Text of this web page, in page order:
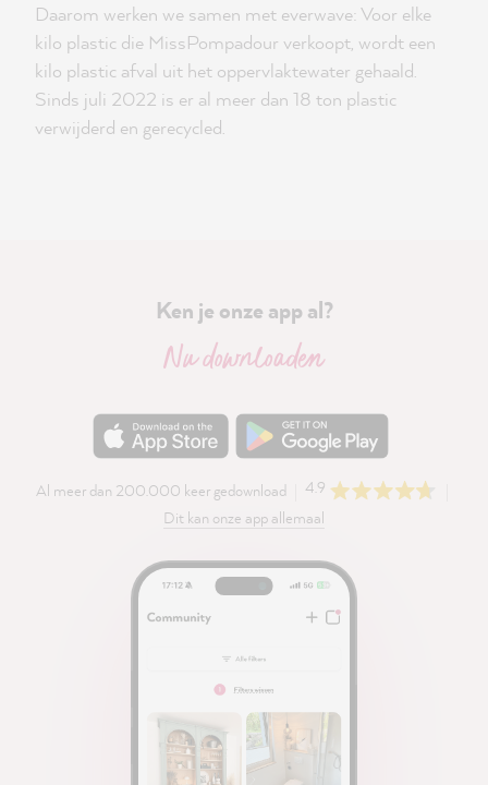
Daarom werken we samen met everwave: Voor elke
kilo plastic die MissPompadour verkoopt, wordt een
kilo plastic afval uit het oppervlaktewater gehaald.
Sinds juli 2022 is er al meer dan 18 ton plastic
verwijderd en gerecycled.
Ken je onze app al?
Nu downloaden
Al meer dan 200.000 keer gedownload
4.9
Dit kan onze app allemaal